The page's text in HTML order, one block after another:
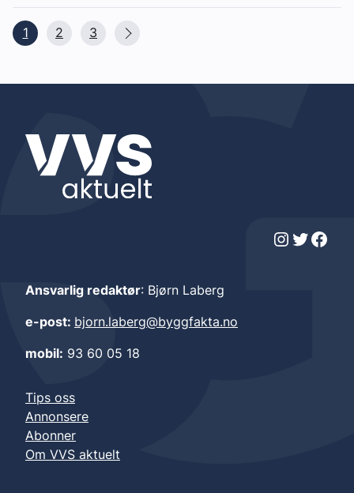
1 2 3
Instagram Twitter Facebook
Ansvarlig redaktør: Bjørn Laberg
e-post: bjorn.laberg@byggfakta.no
mobil: 93 60 05 18
Tips oss
Annonsere
Abonner
Om VVS aktuelt